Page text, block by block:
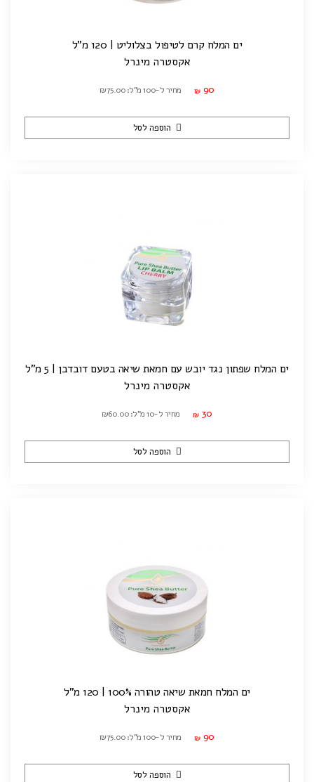
ים המלח קרם לטיפול בצלוליט | 120 מ"ל
אקסטרה מינרל
₪ 90 מחיר ל-100 מ"ל: ₪75.00
הוספה לסל
ים המלח שפתון נגד יובש עם חמאת שיאה בטעם דובדבן | 5 מ"ל
אקסטרה מינרל
₪ 30 מחיר ל-10 מ"ל: ₪60.00
הוספה לסל
ים המלח חמאת שיאה טהורה 100% | 120 מ"ל
אקסטרה מינרל
₪ 90 מחיר ל-100 מ"ל: ₪75.00
הוספה לסל